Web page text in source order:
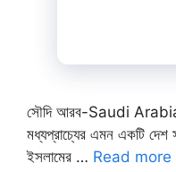
সৌদি আরব-Saudi Arabia
মধ্যপ্রাচ্যের এমন একটি দেশ
ইসলামের … Read more